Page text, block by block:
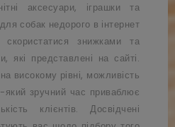
аксесуари, іграшки та
собак недорого в інтернет
скористатися знижками та
які представлені на сайті.
високому рівні, можливість
зручний час приваблює
клієнтів. Досвідчені